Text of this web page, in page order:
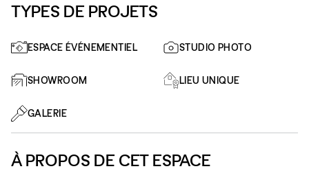
TYPES DE PROJETS
ESPACE ÉVÉNEMENTIEL STUDIO PHOTO
SHOWROOM LIEU UNIQUE
GALERIE
À PROPOS DE CET ESPACE